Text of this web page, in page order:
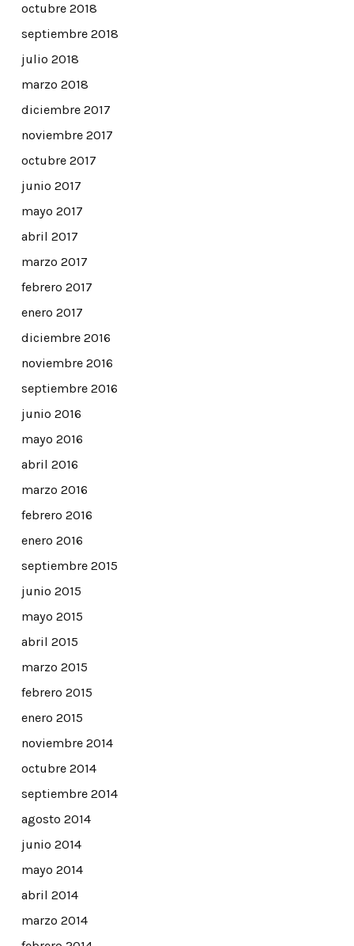
octubre 2018
septiembre 2018
julio 2018
marzo 2018
diciembre 2017
noviembre 2017
octubre 2017
junio 2017
mayo 2017
abril 2017
marzo 2017
febrero 2017
enero 2017
diciembre 2016
noviembre 2016
septiembre 2016
junio 2016
mayo 2016
abril 2016
marzo 2016
febrero 2016
enero 2016
septiembre 2015
junio 2015
mayo 2015
abril 2015
marzo 2015
febrero 2015
enero 2015
noviembre 2014
octubre 2014
septiembre 2014
agosto 2014
junio 2014
mayo 2014
abril 2014
marzo 2014